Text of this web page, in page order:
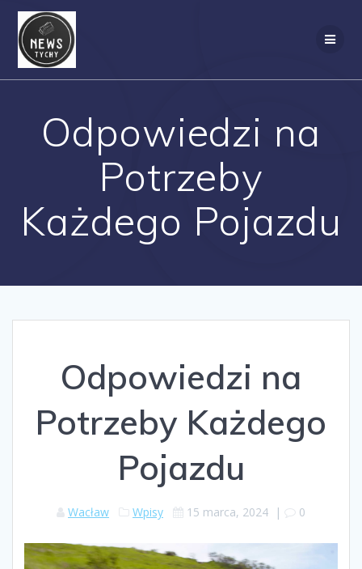
Odpowiedzi na
Potrzeby
Każdego Pojazdu
Odpowiedzi na
Potrzeby Każdego
Pojazdu
Wacław Wpisy 15 marca, 2024 | 0